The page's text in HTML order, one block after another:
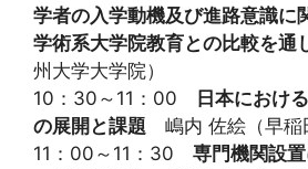
学者の入学動機及び進路意識
学術系大学院教育との比較を
州大学大学院）
10：30～11：00
日本におけ
の展開と課題 嶋内 佐絵（早稲
11：00～11：30 専門機関設